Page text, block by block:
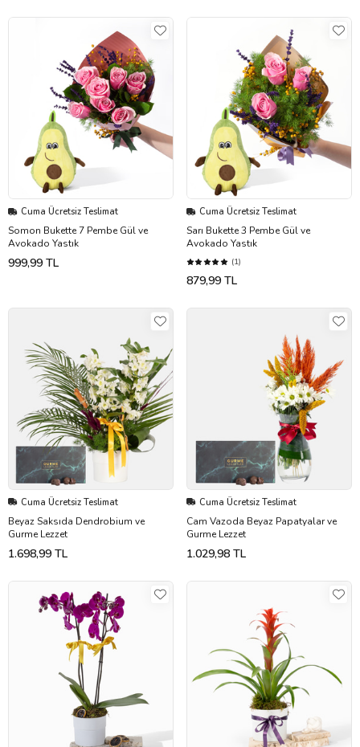
Cuma Ücretsiz Teslimat
Somon Bukette 7 Pembe Gül ve
Avokado Yastık
999,99 TL
Cuma Ücretsiz Teslimat
Sarı Bukette 3 Pembe Gül ve
Avokado Yastık
(1)
879,99 TL
Cuma Ücretsiz Teslimat
Beyaz Saksıda Dendrobium ve
Gurme Lezzet
1.698,99 TL
Cuma Ücretsiz Teslimat
Cam Vazoda Beyaz Papatyalar ve
Gurme Lezzet
1.029,98 TL